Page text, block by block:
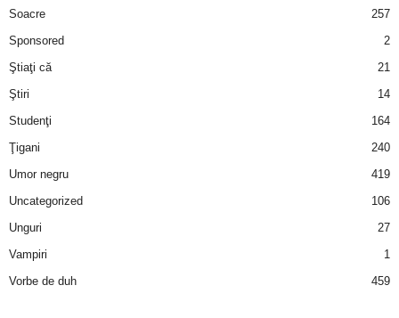
Soacre
257
Sponsored
2
Ştiaţi că
21
Ştiri
14
Studenţi
164
Ţigani
240
Umor negru
419
Uncategorized
106
Unguri
27
Vampiri
1
Vorbe de duh
459